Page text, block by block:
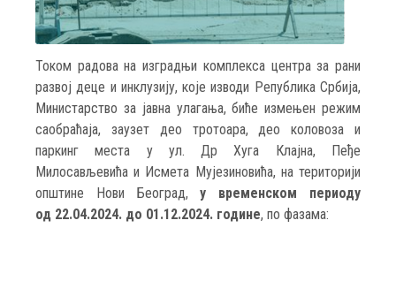
Током радова на изградњи комплекса центра за рани
развој деце и инклузију, које изводи Република Србија,
Министарство за јавна улагања, биће измењен режим
саобраћаја, заузет део тротоара, део коловоза и
паркинг места у ул. Др Хуга Клајна, Пеђе
Милосављевића и Исмета Мујезиновића, на територији
општине Нови Београд,у временском периоду
од 22.04.2024. до 01.12.2024. године, по фазама: